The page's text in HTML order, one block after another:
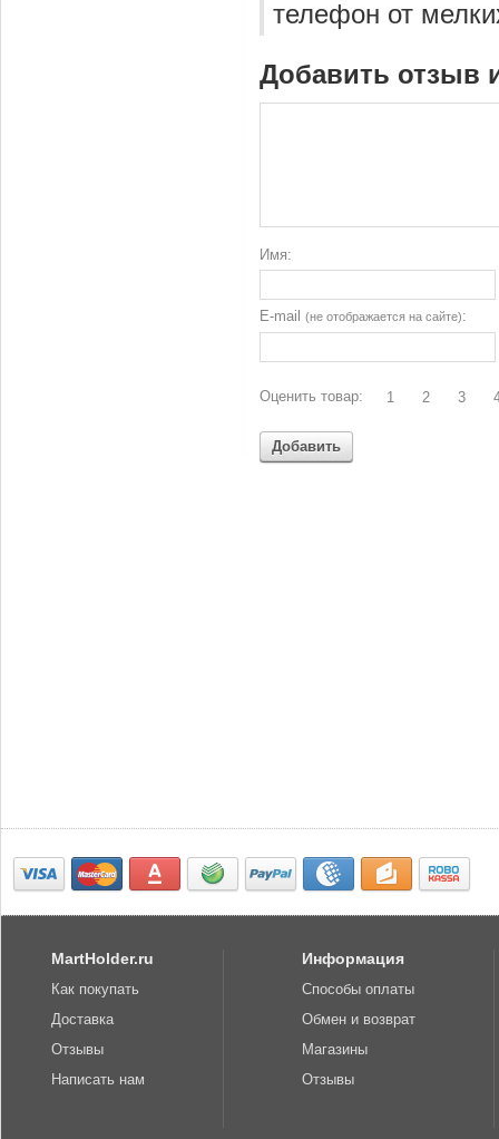
телефон от
Добавить отзыв
Имя:
E-mail (не отображается на сайте):
Оценить товар: 1 2 3
Добавить
MartHolder.ru
Как покупать
Доставка
Отзывы
Написать нам
Информация
Способы оплаты
Обмен и возврат
Магазины
Отзывы